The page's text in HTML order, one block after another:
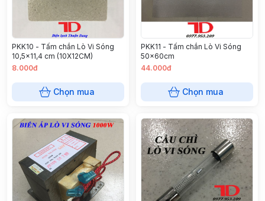
PKK10 - Tấm chắn Lò Vi Sóng
10,5x11,4 cm (10X12CM)
8.000đ
Chọn mua
PKK11 - Tấm chắn Lò Vi Sóng
50x60cm
44.000đ
Chọn mua